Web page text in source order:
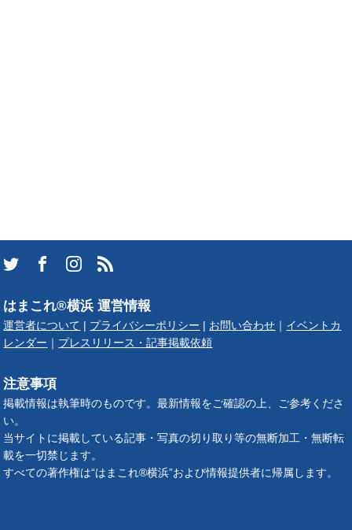
はまこれ®横浜 運営情報
運営者について | プライバシーポリシー | お問い合わせ ｜ イベントカ
レンダー ｜ プレスリリース・記事掲載依頼
注意事項
掲載情報は執筆時のものです。最新情報をご確認の上、ご参考くださ
い。
当サイトに掲載している記事・写真の切り取り等の無断加工・無断転
載を一切禁じます。
すべての著作権は“はまこれ®横浜”および情報提供者に帰属します。